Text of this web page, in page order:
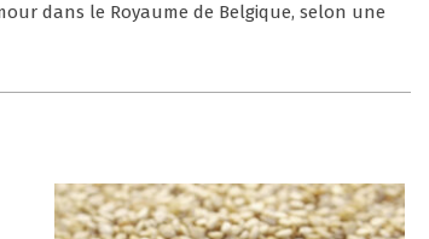
dans le Royaume de Belgique, selon une